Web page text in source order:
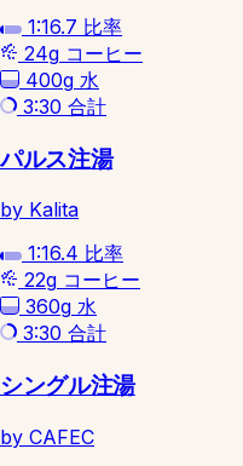
1:16.7 比率
24g コーヒー
400g 水
3:30 合計
パルス注湯
by Kalita
1:16.4 比率
22g コーヒー
360g 水
3:30 合計
シングル注湯
by CAFEC